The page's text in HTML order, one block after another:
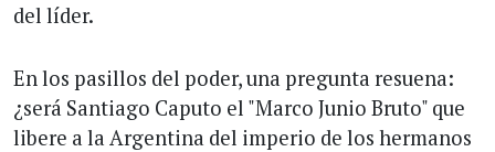
del líder.
En los pasillos del poder, una pregunta resuena:
¿será Santiago Caputo el "Marco Junio Bruto" que
libere a la Argentina del imperio de los hermanos